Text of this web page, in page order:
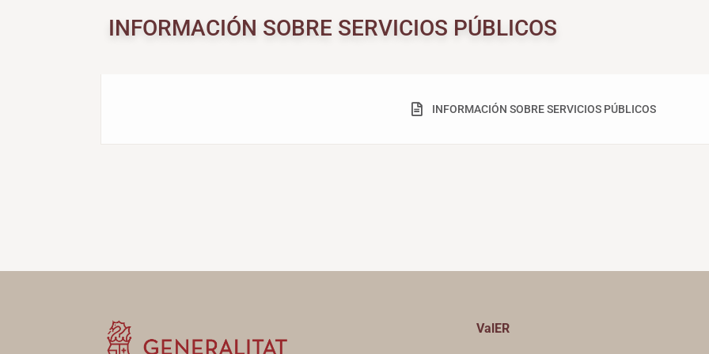
INFORMACIÓN SOBRE SERVICIOS PÚBLICOS
INFORMACIÓN SOBRE SERVICIOS PÚBLICOS
ValER